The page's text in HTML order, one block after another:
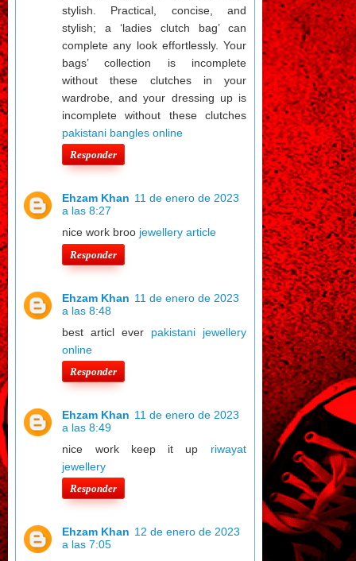
stylish. Practical, concise, and
stylish; a ‘ladies clutch bag’ can
complete any look effortlessly. Your
bags’ collection is incomplete
without these clutches in your
wardrobe, and your dressing up is
incomplete without these clutches
pakistani bangles online
Responder
Ehzam Khan 11 de enero de 2023
a las 8:27
nice work broo jewellery article
Responder
Ehzam Khan 11 de enero de 2023
a las 8:48
best articl ever pakistani jewellery
online
Responder
Ehzam Khan 11 de enero de 2023
a las 8:49
nice work keep it up riwayat
jewellery
Responder
Ehzam Khan 12 de enero de 2023
a las 7:05